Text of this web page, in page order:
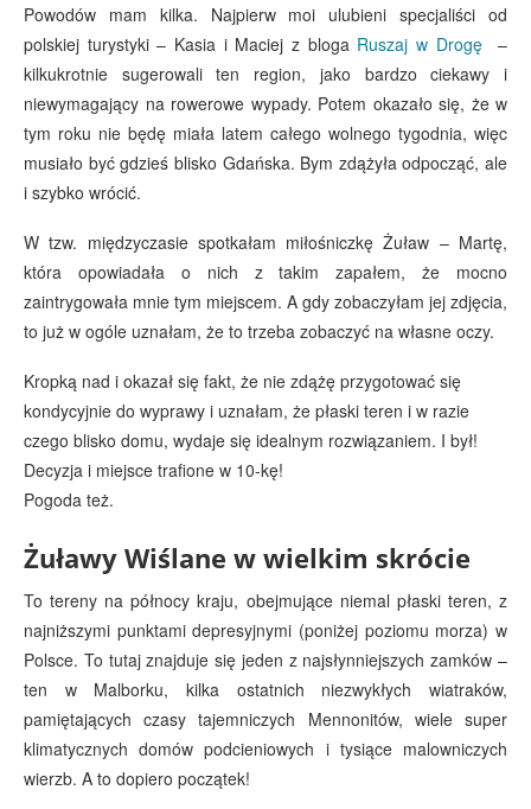
Powodów mam kilka. Najpierw moi ulubieni specjaliści od
polskiej turystyki – Kasia i Maciej z bloga Ruszaj w Drogę–
kilkukrotnie sugerowali ten region, jako bardzo ciekawy i
niewymagający na rowerowe wypady. Potem okazało się, że w
tym roku nie będę miała latem całego wolnego tygodnia, więc
musiało być gdzieś blisko Gdańska. Bym zdążyła odpocząć, ale
i szybko wrócić.
W tzw. międzyczasie spotkałam miłośniczkę Żuław – Martę,
która opowiadała o nich z takim zapałem, że mocno
zaintrygowała mnie tym miejscem. A gdy zobaczyłam jej zdjęcia,
to już w ogóle uznałam, że to trzeba zobaczyć na własne oczy.
Kropką nad i okazał się fakt, że nie zdążę przygotować się
kondycyjnie do wyprawy i uznałam, że płaski teren i w razie
czego blisko domu, wydaje się idealnym rozwiązaniem. I był!
Decyzja i miejsce trafione w 10-kę!
Pogoda też.
Żuławy Wiślane w wielkim skrócie
To tereny na północy kraju, obejmujące niemal płaski teren, z
najniższymi punktami depresyjnymi (poniżej poziomu morza) w
Polsce. To tutaj znajduje się jeden z najsłynniejszych zamków –
ten w Malborku, kilka ostatnich niezwykłych wiatraków,
pamiętających czasy tajemniczych Mennonitów, wiele super
klimatycznych domów podcieniowych i tysiące malowniczych
wierzb. A to dopiero początek!